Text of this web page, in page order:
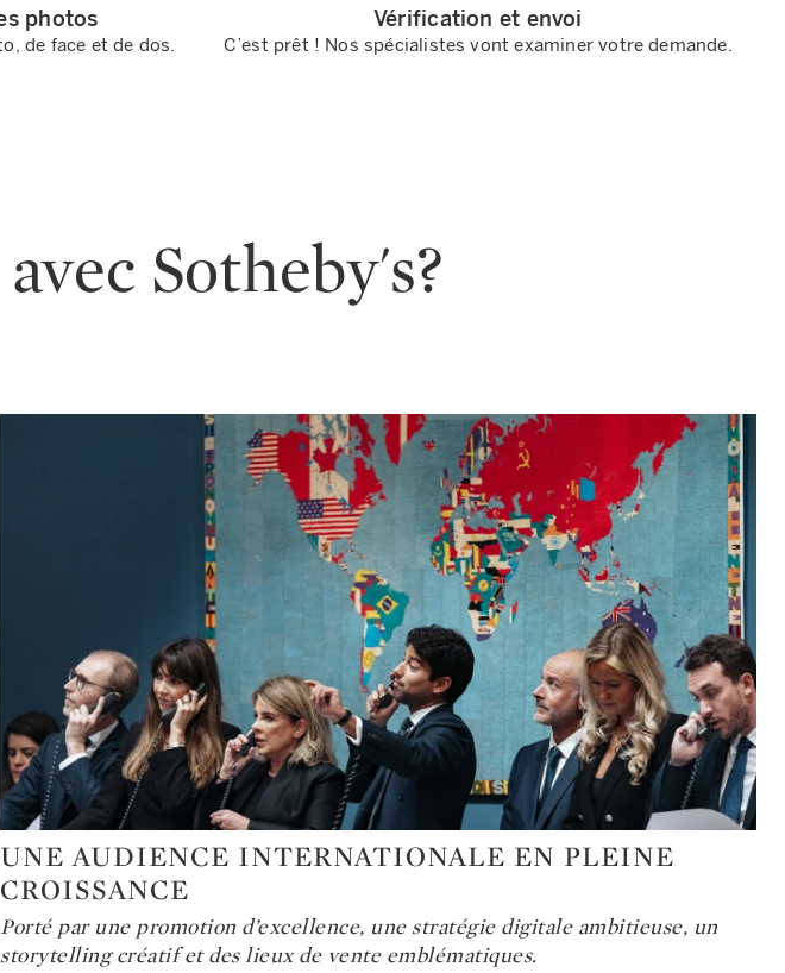
photos
de face et de dos.
Vérification et envoi
C’est prêt ! Nos spécialistes vont examiner votre demande.
Sotheby's?
Type: art
UNE AUDIENCE INTERNATIONALE EN PLEINE
CROISSANCE
Porté par une promotion d’excellence, une stratégie digitale ambitieuse, un
storytelling créatif et des lieux de vente emblématiques.